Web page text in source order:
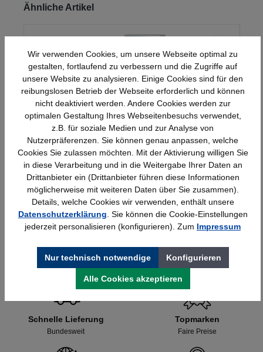
Produktgalerie überspringen
Ähnliche Artikel
Rau Computer-Tisch mit Monitorgehäuse –
B1100xT800xH1810mm,stationär
1.295,91 €*
Schnelle Lieferung
Bundesweit
Topmarken
Faire Preise
Wir verwenden Cookies, um unsere Webseite optimal zu
gestalten, fortlaufend zu verbessern und die Zugriffe auf
unsere Website zu analysieren. Einige Cookies sind für den
reibungslosen Betrieb der Webseite erforderlich und können
nicht deaktiviert werden. Andere Cookies werden zur
optimalen Gestaltung Ihres Webseitenbesuchs verwendet,
z.B. für soziale Medien und zur Analyse von
Nutzerpräferenzen. Sie können genau anpassen, welche
Cookies Sie zulassen möchten. Mit der Aktivierung willigen Sie
in diese Verarbeitung und in die Weitergabe Ihrer Daten an
Drittanbieter ein (Drittanbieter führen diese Informationen
möglicherweise mit weiteren Daten über Sie zusammen).
Details, welche Cookies wir verwenden, enthält unsere
Datenschutzerklärung . Sie können die Cookie-Einstellungen
jederzeit personalisieren (konfigurieren). Zum Impressum
Nur technisch notwendige Konfigurieren
Alle Cookies akzeptieren